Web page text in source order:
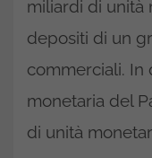
miliardi di unità
depositi di un
commerciali. In
monetaria del
di unità